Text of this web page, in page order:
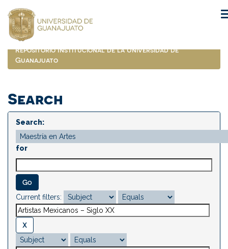
navigation
Repositorio Institucional de la Universidad de
Guanajuato
Search
Search:
for
Current filters: